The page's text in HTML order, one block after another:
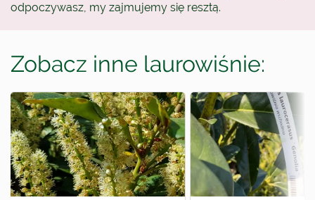
odpoczywasz, my zajmujemy się resztą.
Zobacz inne laurowiśnie: